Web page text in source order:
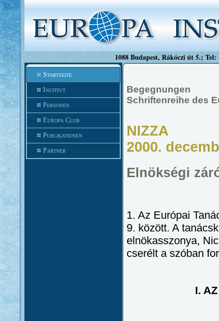
1088 Budapest, Rákóczi út 5.;
Startseite
Institut
Personen
Europa Club
Publikationen
Partner
Begegnungen
Schriftenreihe des
NIZZA
2000.
Elnökségi
1. Az Európai
9. között. A
elnökasszonya,
cserélt a szóban
I.